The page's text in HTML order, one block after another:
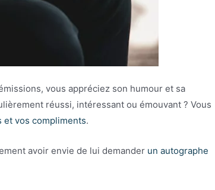
vous appréciez son humour et sa
réussi, intéressant ou émouvant ? Vous
vos compliments.
avoir envie de lui demander un autographe